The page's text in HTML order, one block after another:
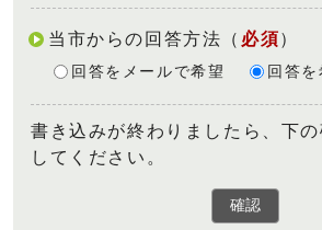
当市からの回答方法 （ 必須）
回答をメールで希望 回答
書き込みが終わりましたら、下
してください。
確認